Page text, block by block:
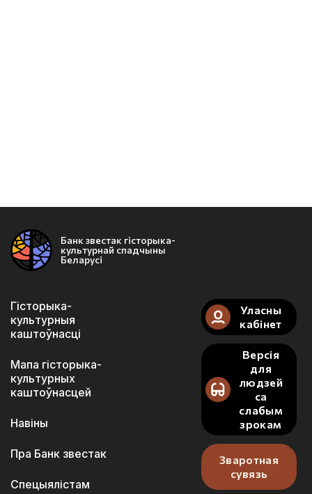
Банк звестак гісторыка-
культурнай спадчыны
Беларусі
Гісторыка-
культурныя
каштоўнасці
Мапа гісторыка-
культурных
каштоўнасцей
Навіны
Пра Банк звестак
Спецыялістам
Уласны
кабінет
Версія
для
людзей
са
слабым
зрокам
Зваротная
сувязь